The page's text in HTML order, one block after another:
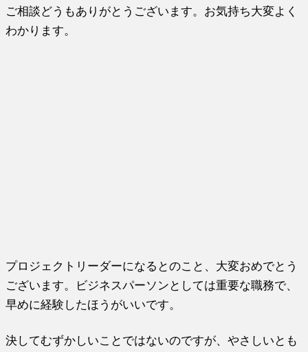
ご相談どうもありがとうございます。お気持ち大変よく
わかります。
プロジェクトリーダーになるとのこと、大変おめでとう
ございます。ビジネスパーソンとしては重要な職務で、
早めに経験したほうがいいです。
決してむずかしいことではないのですが、やさしいとも